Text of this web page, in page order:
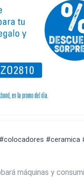
#colocadores #ceramica
máquinas y